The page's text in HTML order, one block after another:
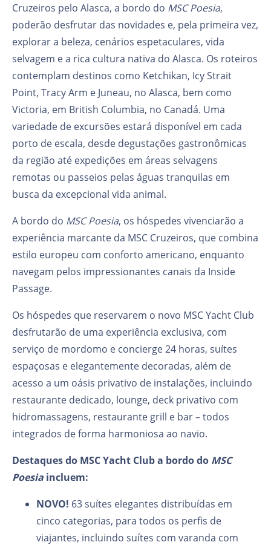
Cruzeiros pelo Alasca, a bordo do MSC Poesia,
poderão desfrutar das novidades e, pela primeira vez,
explorar a beleza, cenários espetaculares, vida
selvagem e a rica cultura nativa do Alasca. Os roteiros
contemplam destinos como Ketchikan, Icy Strait
Point, Tracy Arm e Juneau, no Alasca, bem como
Victoria, em British Columbia, no Canadá. Uma
variedade de excursões estará disponível em cada
porto de escala, desde degustações gastronômicas
da região até expedições em áreas selvagens
remotas ou passeios pelas águas tranquilas em
busca da excepcional vida animal.
A bordo do MSC Poesia, os hóspedes vivenciarão a
experiência marcante da MSC Cruzeiros, que combina
estilo europeu com conforto americano, enquanto
navegam pelos impressionantes canais da Inside
Passage.
Os hóspedes que reservarem o novo MSC Yacht Club
desfrutarão de uma experiência exclusiva, com
serviço de mordomo e concierge 24 horas, suítes
espaçosas e elegantemente decoradas, além de
acesso a um oásis privativo de instalações, incluindo
restaurante dedicado, lounge, deck privativo com
hidromassagens, restaurante grill e bar – todos
integrados de forma harmoniosa ao navio.
Destaques do MSC Yacht Club a bordo do MSC
Poesia incluem:
NOVO! 63 suítes elegantes distribuídas em
cinco categorias, para todos os perfis de
viajantes, incluindo suítes com varanda com